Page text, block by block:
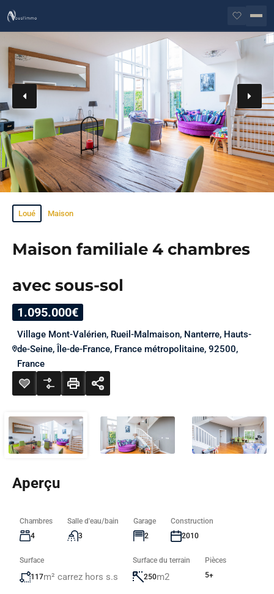
Loué Maison
Maison familiale 4 chambres
avec sous-sol
1.095.000€
Village Mont-Valérien, Rueil-Malmaison, Nanterre, Hauts-
de-Seine, Île-de-France, France métropolitaine, 92500,
France
Aperçu
Chambres
4
Salle d'eau/bain
3
Garage
2
Construction
2010
Surface
117m² carrez hors s.s
Surface du terrain
250m2
Pièces
5+